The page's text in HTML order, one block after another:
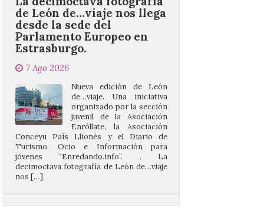
Parlamento Europeo en
Estrasburgo.
7 Ago 2026
Nueva edición de León
juvenil de la Asociación
Enróllate, la Asociación
Conceyu País Llionés y el Diario de
Turismo, Ocio e Información para
jóvenes “Enredando.info”. . La
decimoctava fotografía de León de…viaje
nos […]
UPL insta a la Junta a
castillo del Asmesnal, un